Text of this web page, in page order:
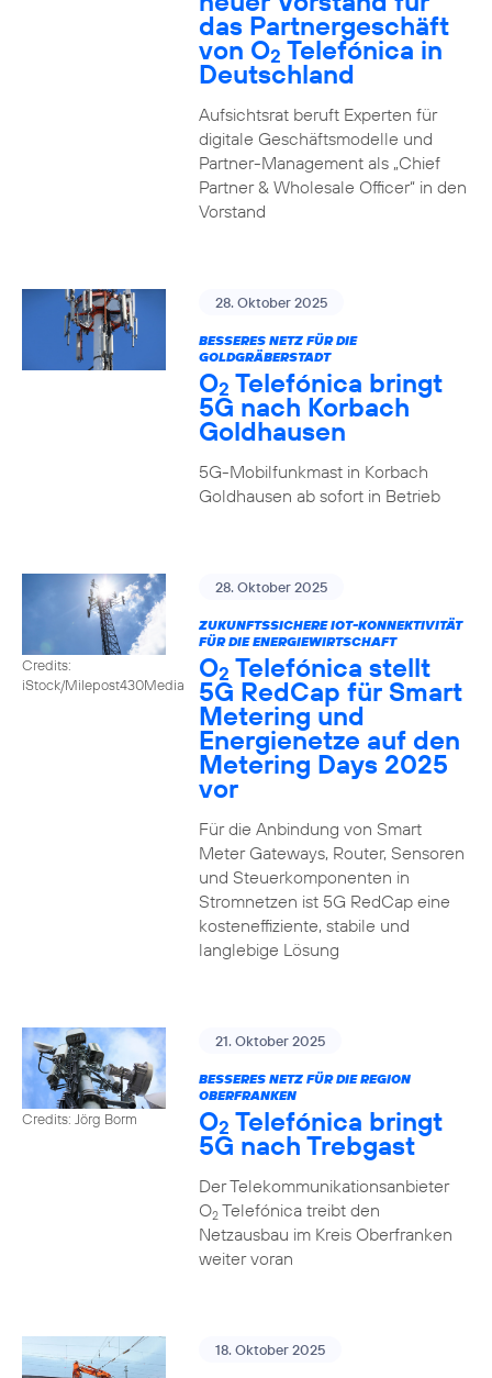
das Partnergeschäft
von O2 Telefónica in
Deutschland
Aufsichtsrat beruft Experten für
digitale Geschäftsmodelle und
Partner-Management als „Chief
Partner & Wholesale Officer“ in den
Vorstand
28. Oktober 2025
BESSERES NETZ FÜR DIE
GOLDGRÄBERSTADT
O2 Telefónica bringt
5G nach Korbach
Goldhausen
5G-Mobilfunkmast in Korbach
Goldhausen ab sofort in Betrieb
Credits:
iStock/Milepost430Media
28. Oktober 2025
ZUKUNFTSSICHERE IOT-KONNEKTIVITÄT
FÜR DIE ENERGIEWIRTSCHAFT
O2 Telefónica stellt
5G RedCap für Smart
Metering und
Energienetze auf den
Metering Days 2025
vor
Für die Anbindung von Smart
Meter Gateways, Router, Sensoren
und Steuerkomponenten in
Stromnetzen ist 5G RedCap eine
kosteneffiziente, stabile und
langlebige Lösung
Credits: Jörg Borm
21. Oktober 2025
BESSERES NETZ FÜR DIE REGION
OBERFRANKEN
O2 Telefónica bringt
5G nach Trebgast
Der Telekommunikationsanbieter
O2Telefónica treibt den
Netzausbau im Kreis Oberfranken
weiter voran
18. Oktober 2025